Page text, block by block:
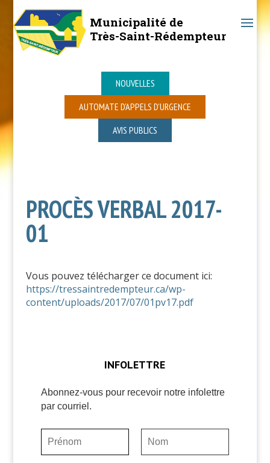
Municipalité de
Très-Saint-Rédempteur
NOUVELLES
AUTOMATE D’APPELS D’URGENCE
AVIS PUBLICS
PROCÈS VERBAL 2017-
01
Vous pouvez télécharger ce document ici:
https://tressaintredempteur.ca/wp-
content/uploads/2017/07/01pv17.pdf
INFOLETTRE
Abonnez-vous pour recevoir notre infolettre
par courriel.